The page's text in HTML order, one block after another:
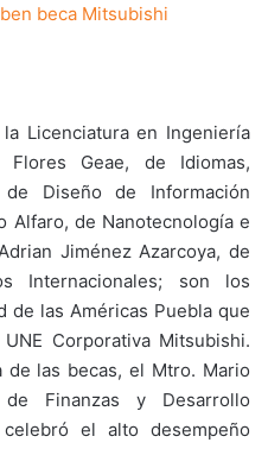
beca Mitsubishi
Licenciatura en Ingeniería
Flores Geae, de Idiomas,
Diseño de Información
Alfaro, de Nanotecnología e
Jiménez Azarcoya, de
Internacionales; son los
de las Américas Puebla que
Corporativa Mitsubishi.
de las becas, el Mtro. Mario
Finanzas y Desarrollo
el alto desempeño